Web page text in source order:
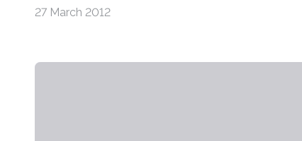
27 March 2012